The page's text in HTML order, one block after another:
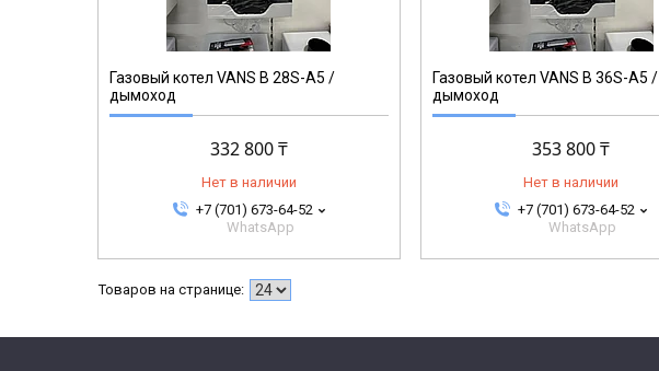
Газовый котел VANS B 28S-A5 /
дымоход
332 800 ₸
Нет в наличии
+7 (701) 673-64-52
WhatsApp
Газовый котел VANS B 36S-A5 /
дымоход
353 800 ₸
Нет в наличии
+7 (701) 673-64-52
WhatsApp